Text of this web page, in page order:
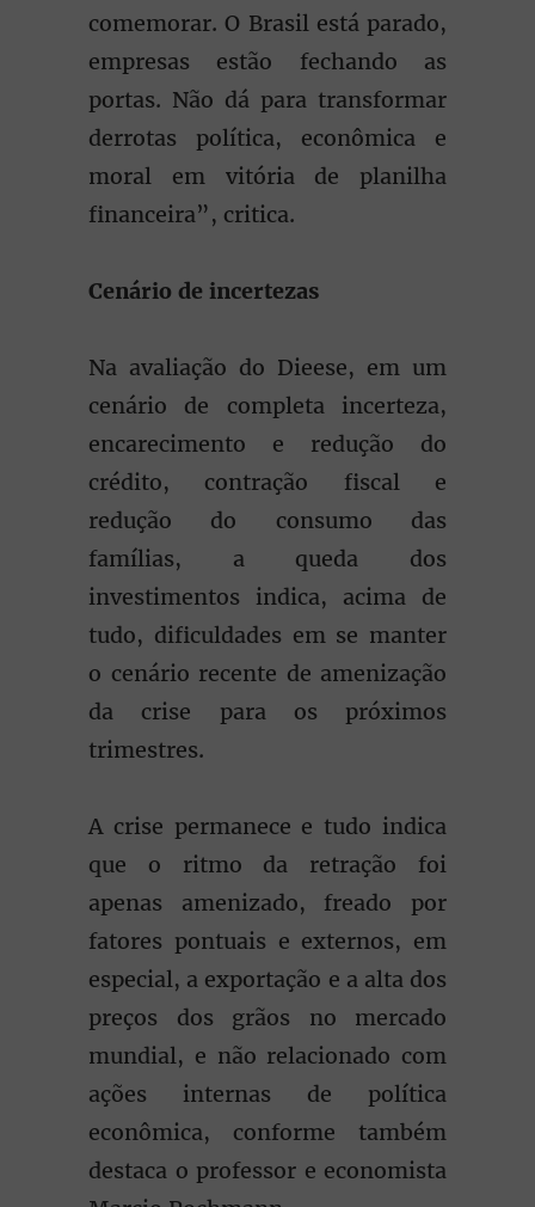
comemorar. O Brasil está parado,
empresas estão fechando as
portas. Não dá para transformar
derrotas política, econômica e
moral em vitória de planilha
financeira”, critica.
Cenário de incertezas
Na avaliação do Dieese, em um
cenário de completa incerteza,
encarecimento e redução do
crédito, contração fiscal e
redução do consumo das
famílias, a queda dos
investimentos indica, acima de
tudo, dificuldades em se manter
o cenário recente de amenização
da crise para os próximos
trimestres.
A crise permanece e tudo indica
que o ritmo da retração foi
apenas amenizado, freado por
fatores pontuais e externos, em
especial, a exportação e a alta dos
preços dos grãos no mercado
mundial, e não relacionado com
ações internas de política
econômica, conforme também
destaca o professor e economista